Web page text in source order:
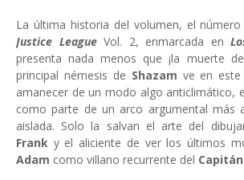
La última historia del volumen, el
Justice LeagueVol. 2, enmarcada en
presenta nada menos que ¡la muerte de
principal némesis de Shazam ve en
amanecer de un modo algo anticlimático,
como parte de un arco argumental más
aislada. Solo la salvan el arte del
Frank y el aliciente de ver los últimos
Adam como villano recurrente del